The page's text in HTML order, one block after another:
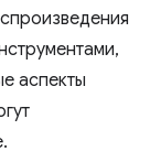
аспекты